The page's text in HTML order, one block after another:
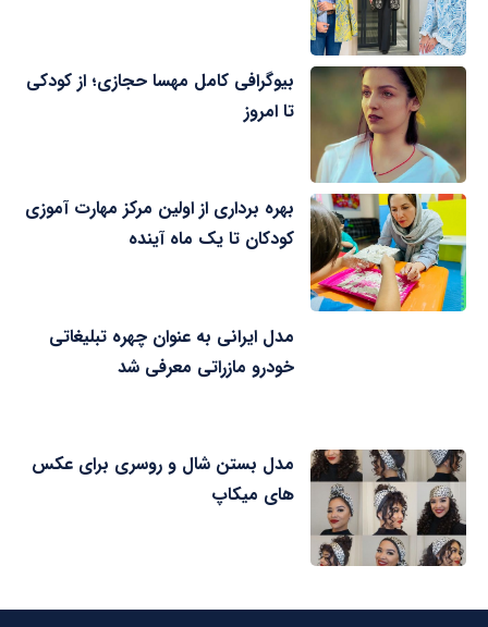
بیوگرافی کامل مهسا حجازی؛ از کودکی
تا امروز
بهره برداری از اولین مرکز مهارت آموزی
کودکان تا یک ماه آینده
مدل ایرانی به عنوان چهره تبلیغاتی
خودرو مازراتی معرفی شد
مدل بستن شال و روسری برای عکس
های میکاپ